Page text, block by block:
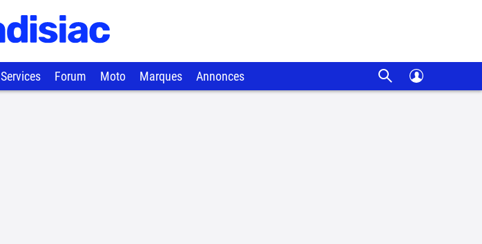
Services Forum Moto Marques Annonces